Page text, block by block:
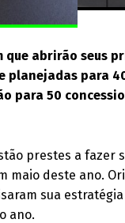
que abrirão seus
planejadas para
para 50
prestes a fazer
maio deste ano.
sua
ano.